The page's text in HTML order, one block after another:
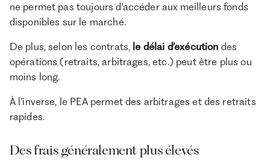
ne permet pas toujours d'accéder aux meilleurs fonds
disponibles sur le marché.
De plus, selon les contrats, le délai d’exécution des
opérations (retraits, arbitrages, etc.) peut être plus ou
moins long.
À l’inverse, le PEA permet des arbitrages et des retraits
rapides.
Des frais généralement plus élevés